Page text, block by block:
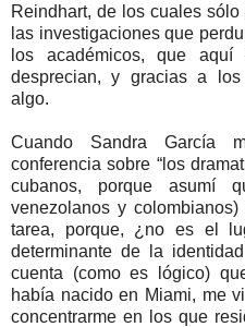
Reindhart, de los cuales
las investigaciones que
los académicos, que
desprecian, y gracias a los
algo.
Cuando Sandra García
conferencia sobre “los
cubanos, porque
venezolanos y
tarea, porque, ¿no es el
determinante de la
cuenta (como es lógico)
había nacido en Miami, me
concentrarme en los que